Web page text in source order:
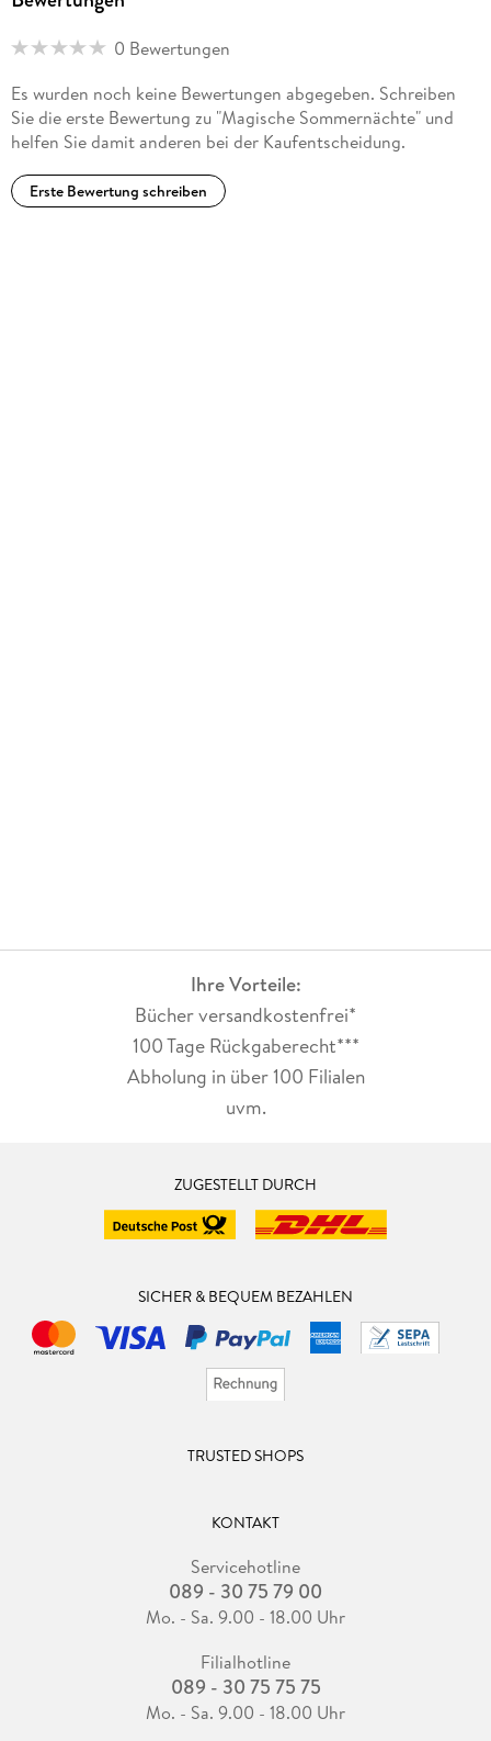
0 Bewertungen
Es wurden noch keine Bewertungen abgegeben. Schreiben
Sie die erste Bewertung zu "Magische Sommernächte" und
helfen Sie damit anderen bei der Kaufentscheidung.
Erste Bewertung schreiben
Ihre Vorteile:
Bücher versandkostenfrei*
100 Tage Rückgaberecht***
Abholung in über 100 Filialen
uvm.
ZUGESTELLT DURCH
SICHER & BEQUEM BEZAHLEN
TRUSTED SHOPS
KONTAKT
Servicehotline
089 - 30 75 79 00
Mo. - Sa. 9.00 - 18.00 Uhr
Filialhotline
089 - 30 75 75 75
Mo. - Sa. 9.00 - 18.00 Uhr